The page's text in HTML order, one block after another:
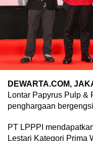
DEWARTA.COM,
Lontar Papyrus Pulp &
penghargaan
PT LPPPI
Lestari Kategori Prima